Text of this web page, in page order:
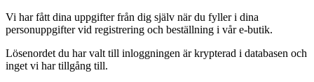
Vi har fått dina uppgifter från dig själv när du fyller i dina
personuppgifter vid registrering och beställning i vår e-butik.
Lösenordet du har valt till inloggningen är krypterad i databasen och
inget vi har tillgång till.